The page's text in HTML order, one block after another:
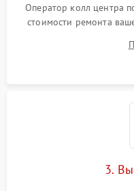
Оператор колл центра
стоимости ремонта
3.